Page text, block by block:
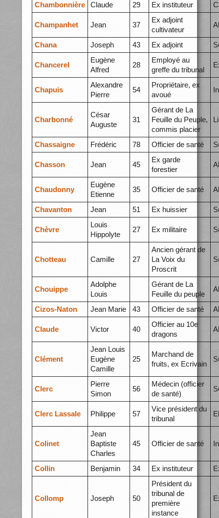
Chambonnière Claude 29 Ex instituteur
Champanhet Jean 37
Ex adjoint
cultivateur
Chana Joseph 43 Ex adjoint
Chancerel
Eugène
Alfred
28
Employé au
greffe du tribunal
Chapuis
Alexandre
Pierre
54
Propriétaire, ex
avoué
Charbonné
César
Auguste
31
Gérant de La
Feuille du Peuple,
commis placier
Chassaigne Frédéric 78 Officier de santé
Chasson Jean 45
Ex garde
forestier
Chaudonny
Eugène
Etienne
35 Officier de santé
Chavanton Jean 51 Ex huissier
Chèvre
Louis
Hippolyte
27 Ex militaire
Chotteau Camille 27
Ancien gérant de
La Voix du
Proscrit
Chouippe
Adolphe
Louis
Gérant de La
Feuille du peuple
Cizos-Naton Jean Marie 43 Officier de santé
Claude Victor 40
Officier au 10e
dragons
Clément
Jean Louis
Eugène
Camille
25
Marchand de
fruits, ex Ecrivain
Clerc
Pierre
Simon
56
Médecin (officier
de santé)
Clerc Lassale Philippe 57
Vice président du
tribunal
Colinet
Jean
Baptiste
Charles
45 Officier de santé
Collin Benjamin 34 Ex instituteur
Collomp Joseph 50
Président du
tribunal de
première
instance